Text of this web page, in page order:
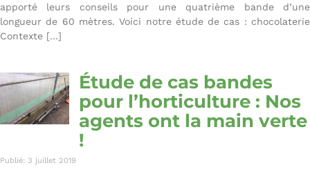
apporté leurs conseils pour une quatrième bande d’une
longueur de 60 mètres. Voici notre étude de cas : chocolaterie
Contexte […]
Étude de cas bandes
pour l’horticulture : Nos
agents ont la main verte
!
Publié: 3 juillet 2019